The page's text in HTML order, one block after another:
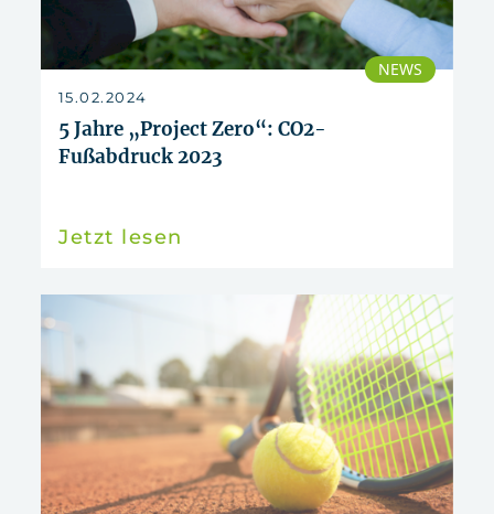
NEWS
15.02.2024
5 Jahre „Project Zero“: CO2-
Fußabdruck 2023
Jetzt lesen